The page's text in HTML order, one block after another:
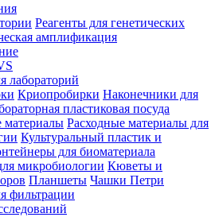
Реагенты для генетических
амплификация
лабораторий
Криопробирки Наконечники для
пластиковая посуда
материалы Расходные материалы для
Культуральный пластик и
для биоматериала
микробиологии Кюветы и
Планшеты Чашки Петри
фильтрации